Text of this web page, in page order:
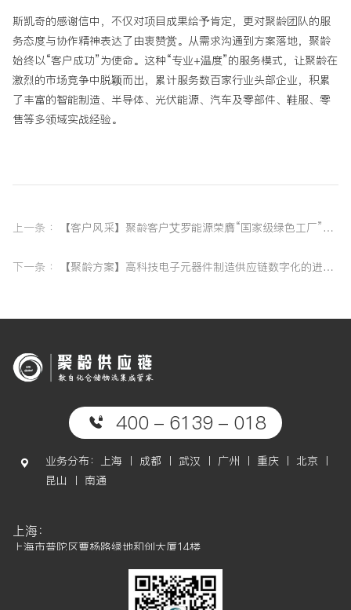
斯凯奇的感谢信中，不仅对项目成果给予肯定，更对聚龄团队的服
务态度与协作精神表达了由衷赞赏。从需求沟通到方案落地，聚龄
始终以“客户成功”为使命。这种“专业+温度”的服务模式，让聚龄在
激烈的市场竞争中脱颖而出，累计服务数百家行业头部企业，积累
了丰富的智能制造、半导体、光伏能源、汽车及零部件、鞋服、零
售等多领域实战经验。
上一条 ： 【客户风采】聚龄客户艾罗能源荣膺“国家级绿色工厂”，数字化赋能绿色智造新标杆
下一条 ： 【聚龄方案】高科技电子元器件制造供应链数字化的进阶之路
400 - 6139 - 018
业务分布：上海 丨 成都 丨 武汉 丨 广州 丨 重庆 丨 北京 丨
昆山 丨 南通
上海：
上海市普陀区曹杨路绿地和创大厦14楼
成都市高新区天府软件园D区6栋7楼